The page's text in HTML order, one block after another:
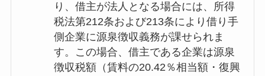
り、借主が法人となる場合には、所得
税法第212条および213条により借り手
側企業に源泉徴収義務が課せられま
す。この場合、借主である企業は源泉
徴収税額（賃料の20.42％相当額・復興